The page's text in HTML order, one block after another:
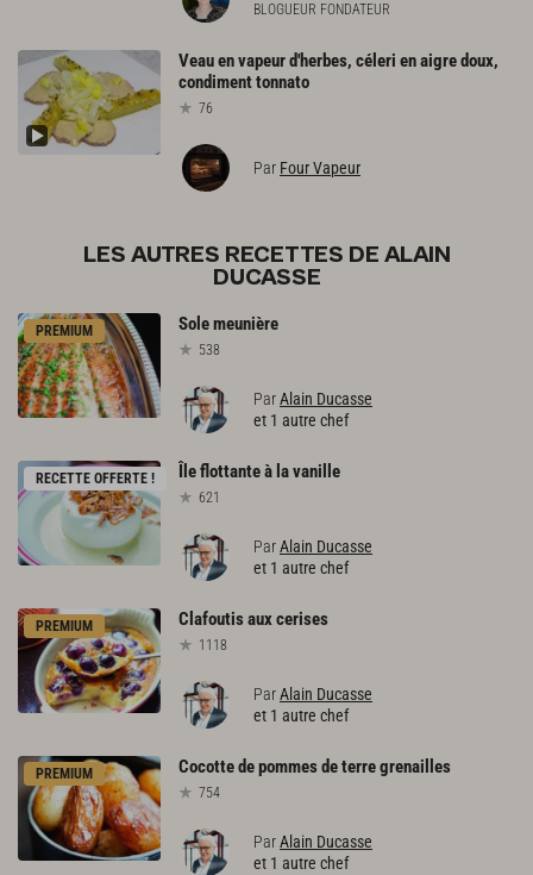
BLOGUEUR FONDATEUR
Veauenvapeurd'herbes, céleri enaigredoux,
condimenttonnato
76
Par Four Vapeur
LES AUTRES RECETTES DE ALAIN
DUCASSE
PREMIUM Solemeunière
538
ParAlain Ducasse
et 1 autre chef
RECETTE OFFERTE ! Îleflottanteà lavanille
621
ParAlain Ducasse
et 1 autre chef
PREMIUM Clafoutisauxcerises
1118
ParAlain Ducasse
et 1 autre chef
PREMIUM Cocottedepommesdeterregrenailles
754
ParAlain Ducasse
et 1 autre chef